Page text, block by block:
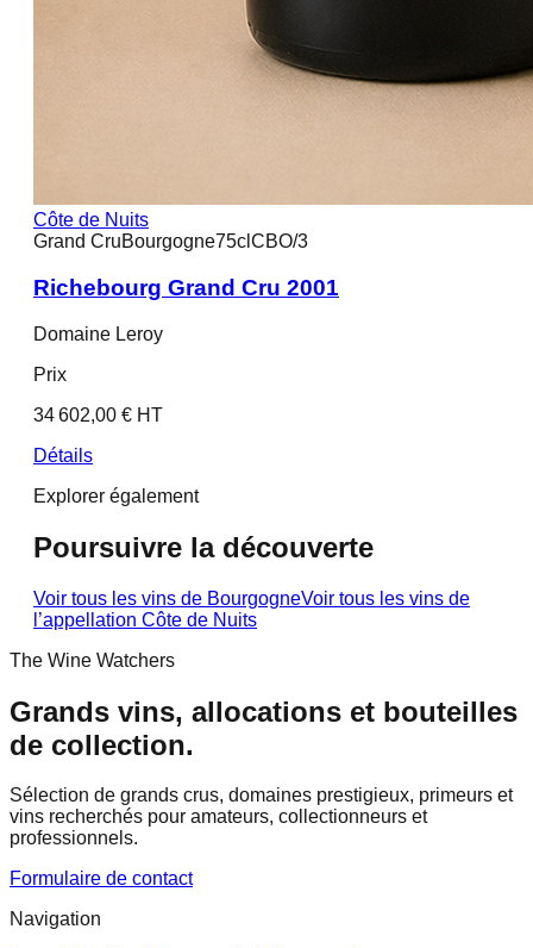
Côte de Nuits
Grand CruBourgogne75cl CBO/3
Richebourg Grand Cru 2001
Domaine Leroy
Prix
34 602,00 € HT
Détails
Explorer également
Poursuivre la découverte
Voir tous les vins de BourgogneVoir tous les vins de
l’appellation Côte de Nuits
The Wine Watchers
Grands vins, allocations et bouteilles
de collection.
Sélection de grands crus, domaines prestigieux, primeurs et
vins recherchés pour amateurs, collectionneurs et
professionnels.
Formulaire de contact
Navigation